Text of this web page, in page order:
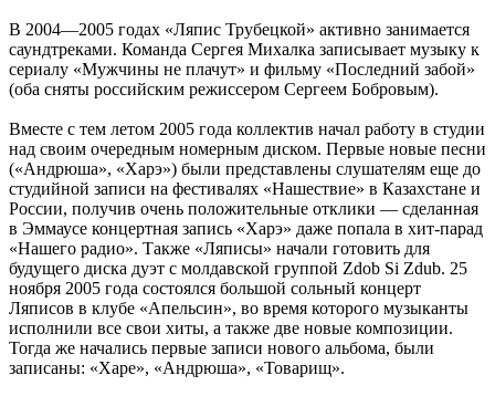
В 2004—2005 годах «Ляпис Трубецкой» активно занимается
саундтреками. Команда Сергея Михалка записывает музыку к
сериалу «Мужчины не плачут» и фильму «Последний забой»
(оба сняты российским режиссером Сергеем Бобровым).
Вместе с тем летом 2005 года коллектив начал работу в студии
над своим очередным номерным диском. Первые новые песни
(«Андрюша», «Харэ») были представлены слушателям еще до
студийной записи на фестивалях «Нашествие» в Казахстане и
России, получив очень положительные отклики — сделанная
в Эммаусе концертная запись «Харэ» даже попала в хит-парад
«Нашего радио». Также «Ляписы» начали готовить для
будущего диска дуэт с молдавской группой Zdob Si Zdub. 25
ноября 2005 года состоялся большой сольный концерт
Ляписов в клубе «Апельсин», во время которого музыканты
исполнили все свои хиты, а также две новые композиции.
Тогда же начались первые записи нового альбома, были
записаны: «Харе», «Андрюша», «Товарищ».